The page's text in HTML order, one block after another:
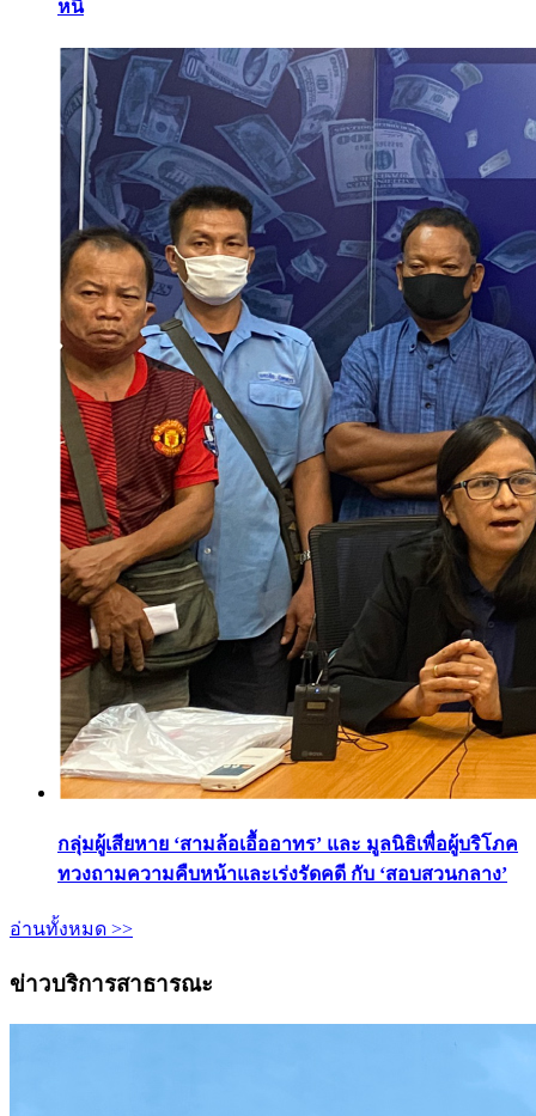
หนี้
กลุ่มผู้เสียหาย ‘สามล้อเอื้ออาทร’ และ มูลนิธิเพื่อผู้บริโภค
ทวงถามความคืบหน้าและเร่งรัดคดี กับ ‘สอบสวนกลาง’
อ่านทั้งหมด >>
ข่าวบริการสาธารณะ